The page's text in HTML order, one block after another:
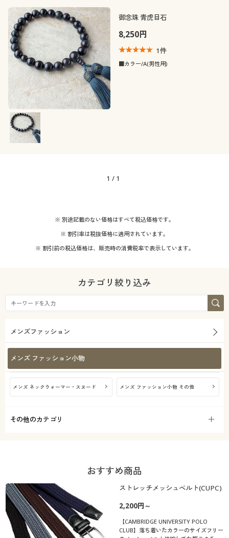
大きいサイズ メンズ
大きいサイズ 事務・制服
カタログ・チラシからのご注文
デジタルカタログ
カタログ無料プレゼント
会員メニュー
マイページ
ご利用ガイド
こだわり条件
で絞り込む
素材
レザー ウール
コットン・綿100
閉じる
御念珠 青虎目石
8,250円
1件
■カラー/A(男性用)
1 / 1
※ 別途記載のない価格はすべて税込価格です。
※ 割引率は税抜価格に適用されています。
※ 割引前の税込価格は、販売時の消費税率で表示しています。
カテゴリ絞り込み
メンズファッション
メンズ ファッション小物
メンズ ネックウォーマー・スヌード メンズ ファッション小物 その他
その他のカテゴリ
おすすめ商品
ストレッチメッシュベルト(CUPC)
2,200円～
【CAMBRIDGE UNIVERSITY POLO
CLUB】落ち着いたカラーのサイズフリー